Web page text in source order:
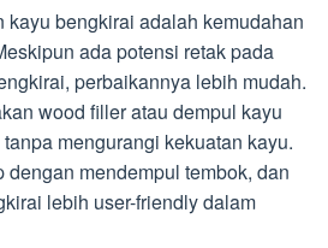
kayu bengkirai adalah kemudahan
ada potensi retak pada
perbaikannya lebih mudah.
wood filler atau dempul kayu
mengurangi kekuatan kayu.
dengan mendempul tembok, dan
lebih user-friendly dalam